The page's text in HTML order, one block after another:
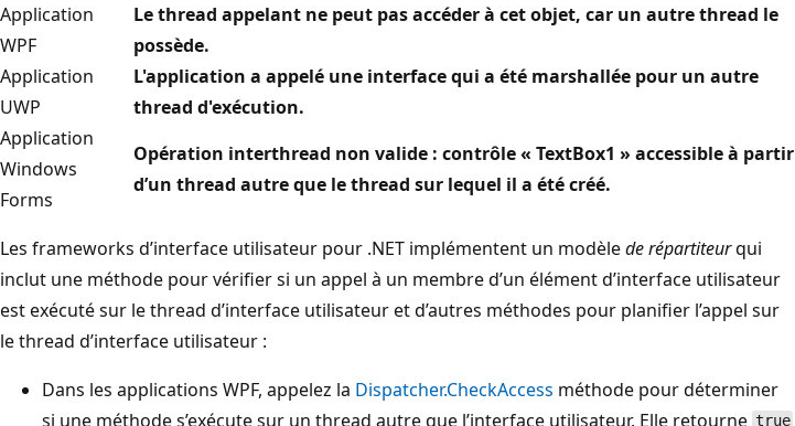
Application
WPF
Le thread appelant ne peut pas accéder à cet objet, car un autre thread le
possède.
Application
UWP
L'application a appelé une interface qui a été marshallée pour un autre
thread d'exécution.
Application
Windows
Forms
Opération interthread non valide : contrôle « TextBox1 » accessible à partir
d’un thread autre que le thread sur lequel il a été créé.
Les frameworks d’interface utilisateur pour .NET implémentent un modèlede répartiteurqui
inclut une méthode pour vérifier si un appel à un membre d’un élément d’interface utilisateur
est exécuté sur le thread d’interface utilisateur et d’autres méthodes pour planifier l’appel sur
le thread d’interface utilisateur :
Dans les applications WPF, appelez la Dispatcher.CheckAccess méthode pour déterminer
si une méthode s’exécute sur un thread autre que l’interface utilisateur. Elle retourne true